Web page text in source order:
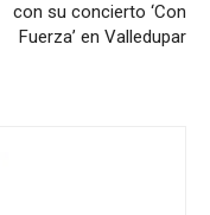
con su concierto ‘Con
Fuerza’ en Valledupar